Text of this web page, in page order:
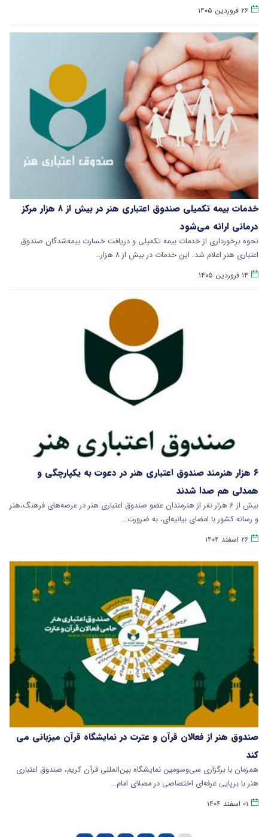
۲۶ فروردین ۱۴۰۵
خدمات بیمه تکمیلی صندوق اعتباری هنر در بیش از ۸ هزار مرکز
درمانی ارائه می‌شود
نحوه برخورداری از خدمات بیمه تکمیلی و دریافت خسارت بیمه‌شدگان صندوق
اعتباری هنر اعلام شد. این خدمات در بیش از ۸ هزار…
۱۴ فروردین ۱۴۰۵
۶ هزار هنرمند صندوق اعتباری هنر در دعوت به یکپارچگی و
همدلی هم صدا شدند
بیش از ۶ هزار نفر از هنرمندان عضو صندوق اعتباری هنر در عرصه‌های فرهنگ،هنر
و رسانه کشور با امضای بیانیه‌ای، به ضرورت…
۲۶ اسفند ۱۴۰۴
صندوق هنر از فعالان قرآن و عترت در نمایشگاه قرآن میزبانی می
کند
همزمان با برگزاری سی‌وسومین نمایشگاه بین‌المللی قرآن کریم، صندوق اعتباری
هنر با برپایی غرفه‌ای اختصاصی در مصلای امام…
۰۱ اسفند ۱۴۰۴